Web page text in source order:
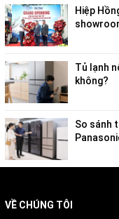
Hiệp
Tủ lạnh
không?
So sánh
VỀ CHÚNG TÔI